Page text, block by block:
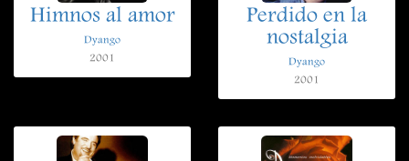
Himnos al amor
Dyango
2001
Perdido en la
nostalgia
Dyango
2001